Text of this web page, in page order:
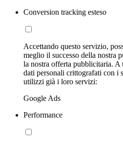
Conversion tracking esteso
Accettando questo servizio,
meglio il successo della nostra
la nostra offerta pubblicitaria.
dati personali crittografati con i
utilizzi già i loro servizi:
Google Ads
Performance